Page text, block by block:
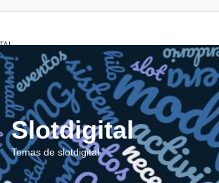
Slotdigital
Temas de slotdigital